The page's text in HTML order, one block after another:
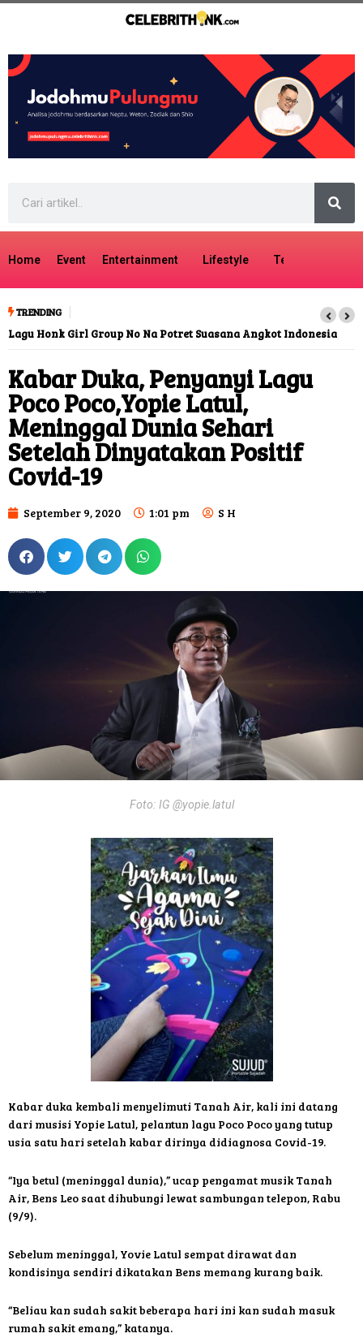
Home Event Entertainment Lifestyle Tech
TRENDING
Lagu Honk Girl Group No Na Potret Suasana Angkot Indonesia
Kabar Duka, Penyanyi Lagu
Poco Poco,Yopie Latul,
Meninggal Dunia Sehari
Setelah Dinyatakan Positif
Covid-19
September 9, 2020 1:01 pm S H
Foto: IG @yopie.latul
Kabar duka kembali menyelimuti Tanah Air, kali ini datang
dari musisi Yopie Latul, pelantun lagu Poco Poco yang tutup
usia satu hari setelah kabar dirinya didiagnosa Covid-19.
“Iya betul (meninggal dunia),” ucap pengamat musik Tanah
Air, Bens Leo saat dihubungi lewat sambungan telepon, Rabu
(9/9).
Sebelum meninggal, Yovie Latul sempat dirawat dan
kondisinya sendiri dikatakan Bens memang kurang baik.
“Beliau kan sudah sakit beberapa hari ini kan sudah masuk
rumah sakit emang,” katanya.